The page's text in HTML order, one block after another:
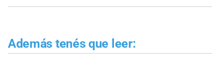
Además tenés que leer: